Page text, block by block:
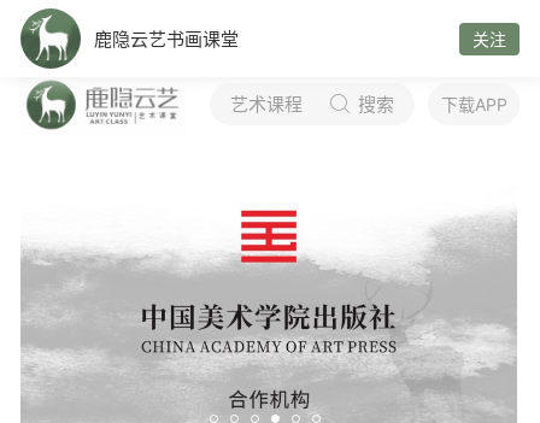
鹿隐云艺书画课堂 关注
艺术课程  搜索 下载APP